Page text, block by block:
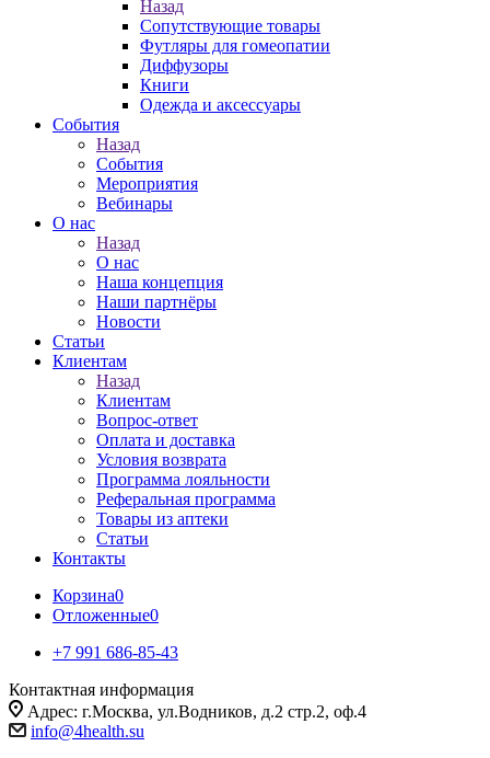
Назад
Сопутствующие товары
Футляры для гомеопатии
Диффузоры
Книги
Одежда и аксессуары
События
Назад
События
Мероприятия
Вебинары
О нас
Назад
О нас
Наша концепция
Наши партнёры
Новости
Статьи
Клиентам
Назад
Клиентам
Вопрос-ответ
Оплата и доставка
Условия возврата
Программа лояльности
Реферальная программа
Товары из аптеки
Статьи
Контакты
Корзина0
Отложенные0
+7 991 686-85-43
Контактная информация
Адрес: г.Москва, ул.Водников, д.2 стр.2, оф.4
info@4health.su